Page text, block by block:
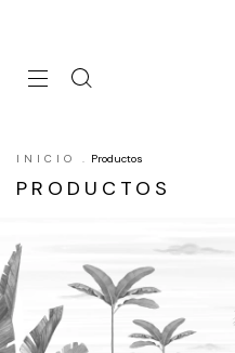
INICIO . Productos
PRODUCTOS